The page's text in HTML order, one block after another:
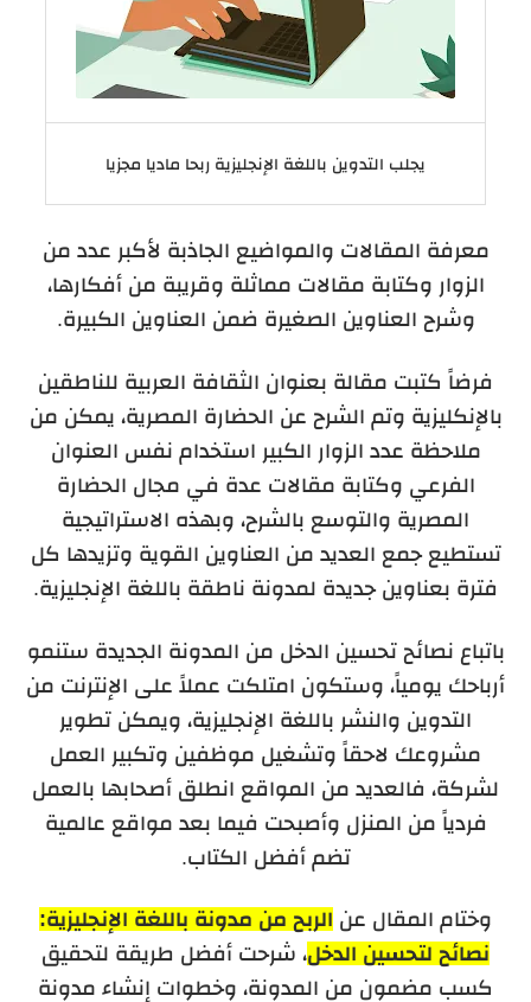
يجلب التدوين باللغة الإنجليزية ربحا ماديا مجزيا
معرفة المقالات والمواضيع الجاذبة لأكبر عدد من
الزوار وكتابة مقالات مماثلة وقريبة من أفكارها،
وشرح العناوين الصغيرة ضمن العناوين الكبيرة.
فرضاً كتبت مقالة بعنوان الثقافة العربية للناطقين
بالإنكليزية وتم الشرح عن الحضارة المصرية، يمكن من
ملاحظة عدد الزوار الكبير استخدام نفس العنوان
الفرعي وكتابة مقالات عدة في مجال الحضارة
المصرية والتوسع بالشرح، وبهذه الاستراتيجية
تستطيع جمع العديد من العناوين القوية وتزيدها كل
فترة بعناوين جديدة لمدونة ناطقة باللغة الإنجليزية.
باتباع نصائح تحسين الدخل من المدونة الجديدة ستنمو
أرباحك يومياً، وستكون امتلكت عملاً على الإنترنت من
التدوين والنشر باللغة الإنجليزية، ويمكن تطوير
مشروعك لاحقاً وتشغيل موظفين وتكبير العمل
لشركة، فالعديد من المواقع انطلق أصحابها بالعمل
فردياً من المنزل وأصبحت فيما بعد مواقع عالمية
تضم أفضل الكتاب.
وختام المقال عن الربح من مدونة باللغة الإنجليزية:
نصائح لتحسين الدخل، شرحت أفضل طريقة لتحقيق
كسب مضمون من المدونة، وخطوات إنشاء مدونة